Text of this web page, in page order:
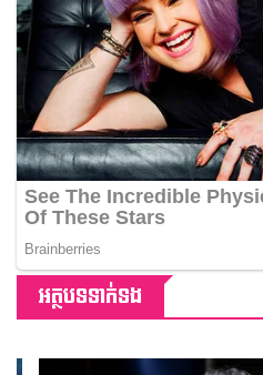
អត្ថបទទាក់ទង